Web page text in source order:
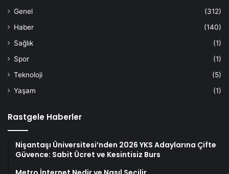
Genel
(312)
Haber
(140)
Sağlık
(1)
Spor
(1)
Teknoloji
(5)
Yaşam
(1)
Rastgele Haberler
Nişantaşı Üniversitesi’nden 2026 YKS Adaylarına Çifte
Güvence: Sabit Ücret ve Kesintisiz Burs